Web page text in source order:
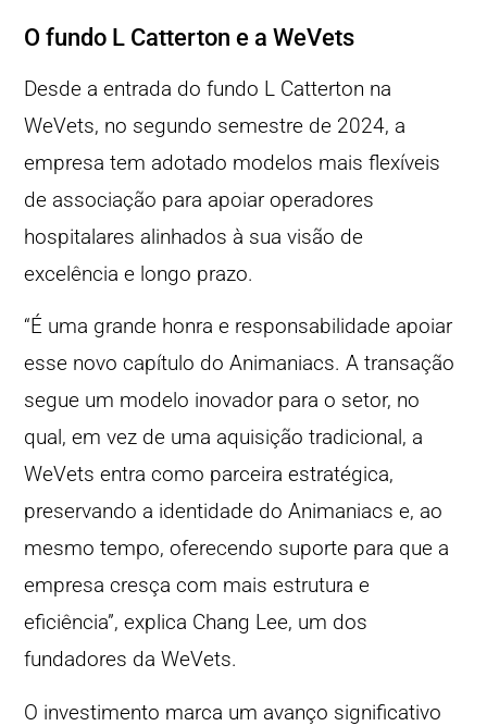
O fundo L Catterton e a WeVets
Desde a entrada do fundo L Catterton na
WeVets, no segundo semestre de 2024, a
empresa tem adotado modelos mais flexíveis
de associação para apoiar operadores
hospitalares alinhados à sua visão de
excelência e longo prazo.
“É uma grande honra e responsabilidade apoiar
esse novo capítulo do Animaniacs. A transação
segue um modelo inovador para o setor, no
qual, em vez de uma aquisição tradicional, a
WeVets entra como parceira estratégica,
preservando a identidade do Animaniacs e, ao
mesmo tempo, oferecendo suporte para que a
empresa cresça com mais estrutura e
eficiência”, explica Chang Lee, um dos
fundadores da WeVets.
O investimento marca um avanço significativo